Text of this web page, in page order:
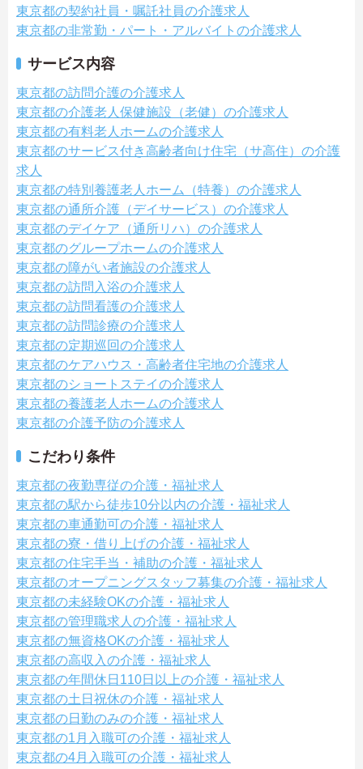
東京都の契約社員・嘱託社員の介護求人
東京都の非常勤・パート・アルバイトの介護求人
サービス内容
東京都の訪問介護の介護求人
東京都の介護老人保健施設（老健）の介護求人
東京都の有料老人ホームの介護求人
東京都のサービス付き高齢者向け住宅（サ高住）の介護
求人
東京都の特別養護老人ホーム（特養）の介護求人
東京都の通所介護（デイサービス）の介護求人
東京都のデイケア（通所リハ）の介護求人
東京都のグループホームの介護求人
東京都の障がい者施設の介護求人
東京都の訪問入浴の介護求人
東京都の訪問看護の介護求人
東京都の訪問診療の介護求人
東京都の定期巡回の介護求人
東京都のケアハウス・高齢者住宅地の介護求人
東京都のショートステイの介護求人
東京都の養護老人ホームの介護求人
東京都の介護予防の介護求人
こだわり条件
東京都の夜勤専従の介護・福祉求人
東京都の駅から徒歩10分以内の介護・福祉求人
東京都の車通勤可の介護・福祉求人
東京都の寮・借り上げの介護・福祉求人
東京都の住宅手当・補助の介護・福祉求人
東京都のオープニングスタッフ募集の介護・福祉求人
東京都の未経験OKの介護・福祉求人
東京都の管理職求人の介護・福祉求人
東京都の無資格OKの介護・福祉求人
東京都の高収入の介護・福祉求人
東京都の年間休日110日以上の介護・福祉求人
東京都の土日祝休の介護・福祉求人
東京都の日勤のみの介護・福祉求人
東京都の1月入職可の介護・福祉求人
東京都の4月入職可の介護・福祉求人